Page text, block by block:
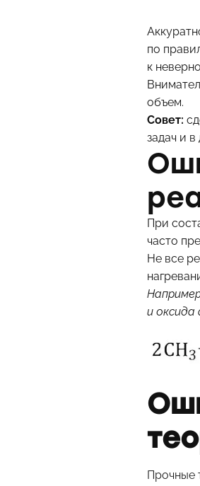
по
к
объем.
Совет:
задач и
При
часто
Не все
и оксида
Прочные